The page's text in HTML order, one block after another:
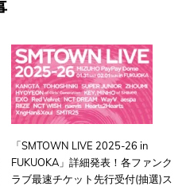
「SMTOWN LIVE 2025-26 in
FUKUOKA」詳細発表！各ファンク
ラブ最速チケット先行受付(抽選)ス